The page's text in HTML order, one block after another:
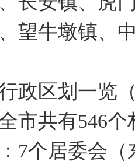
望牛墩镇、
政区划一览
共有546个
居委会（东